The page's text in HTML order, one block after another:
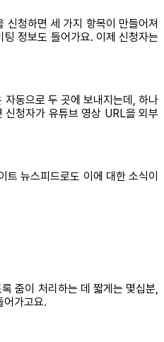
신청하면 세 가지 항목이 만들어져
정보도 들어가요. 이제 신청자는
동으로 두 곳에 보내지는데, 하나
신청자가 유튜브 영상 URL을 외부
뉴스피드로도 이에 대한 소식이
줌이 처리하는 데 짧게는 몇십분,
어가고요.